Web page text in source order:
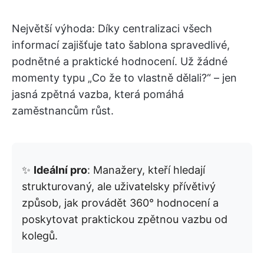
Největší výhoda: Díky centralizaci všech
informací zajišťuje tato šablona spravedlivé,
podnětné a praktické hodnocení. Už žádné
momenty typu „Co že to vlastně dělali?“ – jen
jasná zpětná vazba, která pomáhá
zaměstnancům růst.
✨ Ideální pro: Manažery, kteří hledají
strukturovaný, ale uživatelsky přívětivý
způsob, jak provádět 360° hodnocení a
poskytovat praktickou zpětnou vazbu od
kolegů.